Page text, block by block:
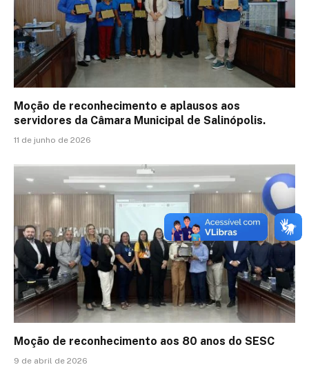
Moção de reconhecimento e aplausos aos
servidores da Câmara Municipal de Salinópolis.
11 de junho de 2026
Moção de reconhecimento aos 80 anos do SESC
9 de abril de 2026